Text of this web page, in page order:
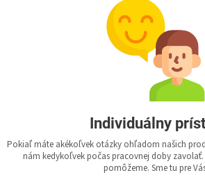
Individuálny
Pokiaľ máte akékoľvek otázky ohľadom našich
nám kedykoľvek počas pracovnej doby
pomôžeme. Sme tu pre